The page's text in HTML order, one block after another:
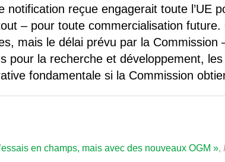
notification reçue engagerait toute l’UE
– pour toute commercialisation
mais le délai prévu par la Commission
pour la recherche et développement,
fondamentale si la Commission
en champs, mais avec des nouveaux OGM »,